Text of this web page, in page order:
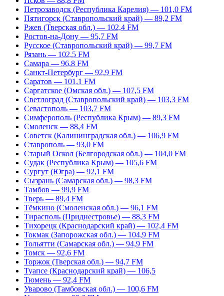
Петрозаводск (Республика Карелия) — 101,0 FM
Пятигорск (Ставропольский край) — 89,2 FM
Ржев (Тверская обл.) — 102,4 FM
Ростов-на-Дону — 95,7 FM
Русское (Ставропольский край) — 99,7 FM
Рязань — 102,5 FM
Самара — 96,8 FM
Санкт-Петербург — 92,9 FM
Саратов — 101,1 FM
Саргатское (Омская обл.) — 107,5 FM
Светлоград (Ставропольский край) — 103,3 FM
Севастополь — 103,7 FM
Симферополь (Республика Крым) — 89,3 FM
Смоленск — 88,4 FM
Советск (Калининградская обл.) — 106,9 FM
Ставрополь — 93,0 FM
Старый Оскол (Белгородская обл.) — 104,0 FM
Судак (Республика Крым) — 105,6 FM
Сургут (Югра) — 92,1 FM
Сызрань (Самарская обл.) — 98,3 FM
Тамбов — 99,9 FM
Тверь — 89,4 FM
Тёмкино (Смоленская обл.) — 96,1 FM
Тирасполь (Приднестровье) — 88,3 FM
Тихорецк (Краснодарский край) — 102,4 FM
Токмак (Запорожская обл.) — 104,9 FM
Тольятти (Самарская обл.) — 94,9 FM
Томск — 92,6 FM
Торжок (Тверская обл.) — 94,7 FM
Туапсе (Краснодарский край) — 106,5
Тюмень — 92,4 FM
Уварово (Тамбовская обл.) — 100,6 FM